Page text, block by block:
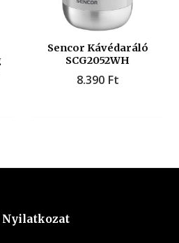
Sencor Kávédaráló
SCG2052WH
8.390 Ft
Nyilatkozat